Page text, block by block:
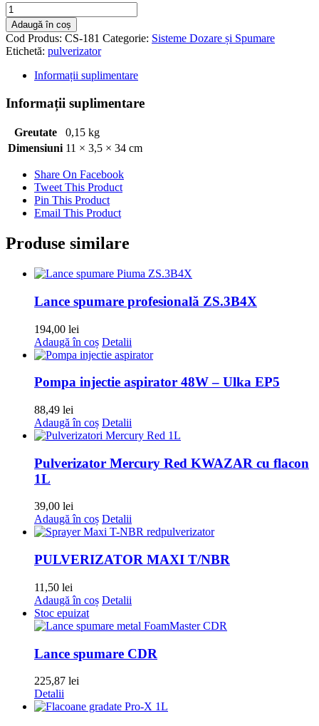
Cantitate
PULVERIZATOR
MAXI
T/VITON
Adaugă în coș
Cod Produs: CS-181 Categorie: Sisteme Dozare și Spumare
Etichetă: pulverizator
Informații suplimentare
Informații suplimentare
Greutate
0,15 kg
Dimensiuni 11 × 3,5 × 34 cm
Share On Facebook
Tweet This Product
Pin This Product
Email This Product
Produse similare
Lance spumare profesională ZS.3B4X
194,00 lei
Adaugă în coș Detalii
Pompa injectie aspirator 48W – Ulka EP5
88,49 lei
Adaugă în coș Detalii
Pulverizator Mercury Red KWAZAR cu flacon
1L
39,00 lei
Adaugă în coș Detalii
PULVERIZATOR MAXI T/NBR
11,50 lei
Adaugă în coș Detalii
Stoc epuizat
Lance spumare CDR
225,87 lei
Detalii